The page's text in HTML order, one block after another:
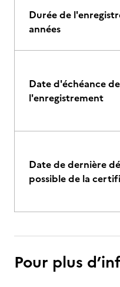
Durée de
années
Date d'échéance de
l'enregistrement
Date de dernière
possible de la
Pour plus